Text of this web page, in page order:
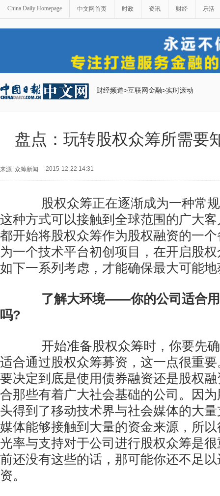
China Daily Homepage 中文网首页 时政 资讯 财经 乐活
财经频道>互联网金融>实时滚动
盘点：玩转股权众筹所需要
来源: 众筹新闻 2015-12-22 14:31
股权众筹正在逐渐成为一种常规
这种方式可以接触到全球范围的广大
都开始将股权众筹作为股权融资的一
为一个技术平台初创项目，在开启股
如下一系列考虑，才能确保最大可能
了解大环境——你的公司适合
吗?
开始准备股权众筹时，你要先确
适合通过股权众筹募资，这一点很重
要决定到底是使用债券融资还是股权
合那些有着广大社会基础的公司。因
头得到了移动技术界与社会媒体的大
媒体能够接触到大量的资金来源，所
光率与支持对于公司进行股权众筹是
前还没有这些的话，那可能你还不足
资。